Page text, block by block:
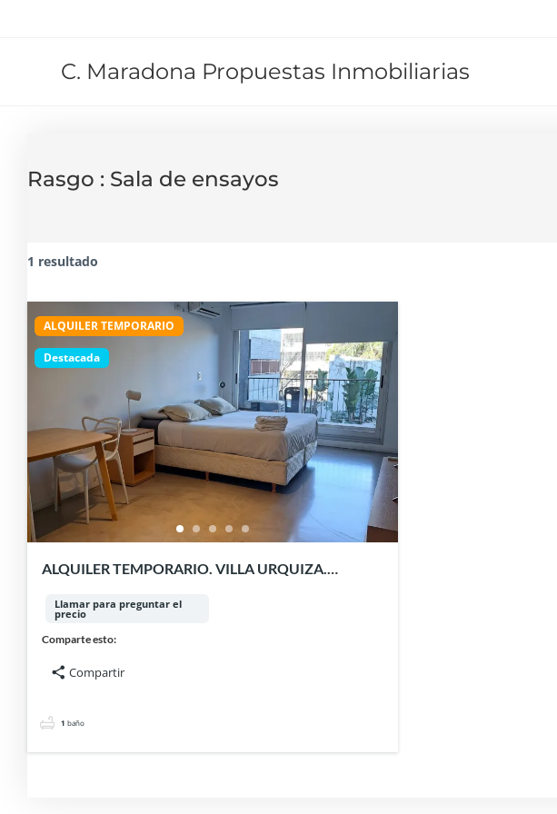
C. Maradona Propuestas Inmobiliarias
Rasgo : Sala de ensayos
1 resultado
ALQUILER TEMPORARIO
Destacada
ALQUILER TEMPORARIO. VILLA URQUIZA.
Llamar para preguntar el
precio
Comparte esto:
Compartir
1 baño